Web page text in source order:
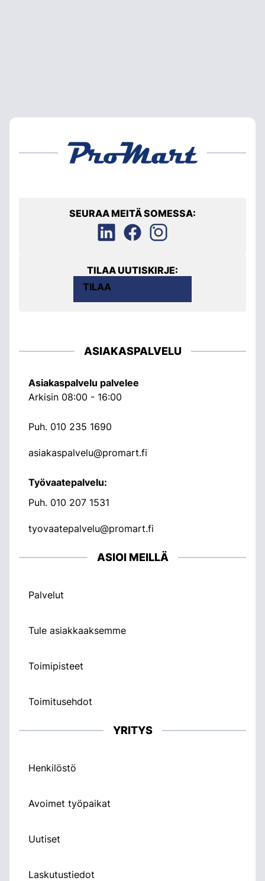
SEURAA MEITÄ SOMESSA:
TILAA UUTISKIRJE:
TILAA
ASIAKASPALVELU
Asiakaspalvelu palvelee
Arkisin 08:00 - 16:00
Puh. 010 235 1690
asiakaspalvelu@promart.fi
Työvaatepalvelu:
Puh. 010 207 1531
tyovaatepalvelu@promart.fi
ASIOI MEILLÄ
Palvelut
Tule asiakkaaksemme
Toimipisteet
Toimitusehdot
YRITYS
Henkilöstö
Avoimet työpaikat
Uutiset
Laskutustiedot